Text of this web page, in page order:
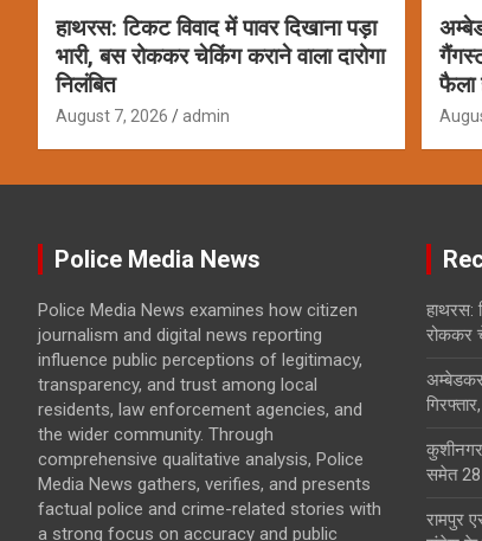
हाथरस: टिकट विवाद में पावर दिखाना पड़ा
भारी, बस रोककर चेकिंग कराने वाला दारोगा
निलंबित
August 7, 2026 admin
फैला
Police Media News
Police Media News examines how citizen
journalism and digital news reporting
influence public perceptions of legitimacy,
transparency, and trust among local
residents, law enforcement agencies, and
the wider community. Through
comprehensive qualitative analysis, Police
Media News gathers, verifies, and presents
factual police and crime-related stories with
a strong focus on accuracy and public
हाथरस:
रोककर
समेत 28
रामपुर